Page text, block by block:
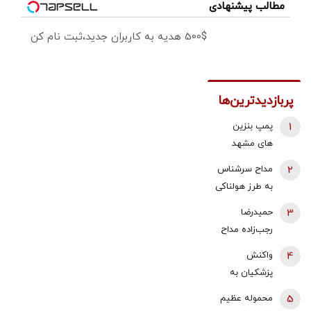
مطالب پیشنهادی
500$ هدیه به کاربران جدید،ثبت نام کن
پربازدیدترین‌ها
پمپ بنزین
های مشهد
1
مداح سرشناس
به طرز هولناکی
فیلم جنایت
برای خانواده
ارسال شد
2
حمیدرضا
رجب‌زاده مداح
کیست و
چگونه به قتل
رسید؟
3
واکنش
پزشکیان به
4
محموله عظیم
5